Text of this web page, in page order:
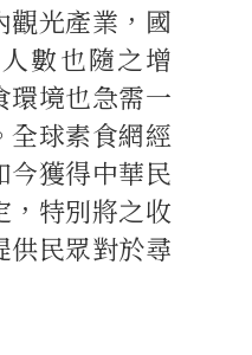
觀光產業，國
數也隨之增
環境也急需一
全球素食網經
今獲得中華民
，特別將之收
供民眾對於尋